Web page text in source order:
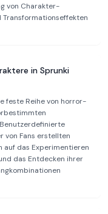
von Charakter-
Transformationseffekten
in Sprunki
feste Reihe von horror-
von Fans erstellten
auf das Experimentieren
das Entdecken ihrer